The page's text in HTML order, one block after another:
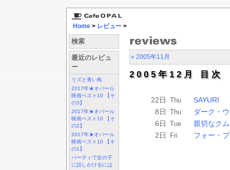
Home > レビュー >
検索
最近のレビュ
ー
リズと青い鳥
2017年★オパール
映画ベスト10 【そ
の3】
2017年★オパール
映画ベスト10 【そ
の2】
2017年★オパール
映画ベスト10 【そ
の1】
パーティで女の子
に話しかけるには
« 2005年11月
2005年12月 目次
22日 Thu
SAYURI
8日
Thu
ダーク・
6日
Tue
親切なク
2日
Fri フォー・